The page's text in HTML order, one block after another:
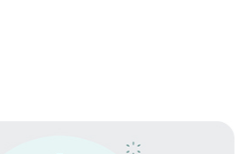
高于初始报价。 具体费用项 常见的